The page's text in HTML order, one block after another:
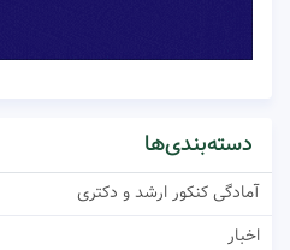
دسته‌بندی‌ها
آمادگی کنکور ارشد و دکتری
اخبار